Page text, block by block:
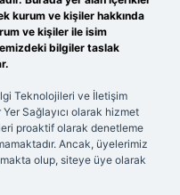
kurum ve kişiler hakkında
ve kişiler ile isim
bilgiler taslak
Teknolojileri ve İletişim
Sağlayıcı olarak hizmet
proaktif olarak denetleme
Ancak, üyelerimiz
olup, siteye üye olarak